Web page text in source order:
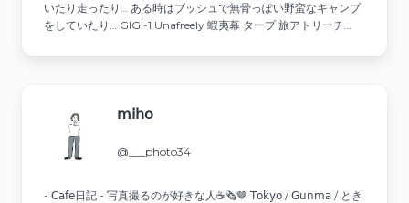
いたり走ったり… ある時はブッシュで無骨っぽい野蛮なキャンプ
をしていたり… GIGI-1 Unafreely 蝦夷幕 タープ 旅アトリーチ
𝗆𝗂𝗁𝗈
@___photo34
- 𝖢𝖺𝖿𝖾日記 - 写真撮るのが好きな人☕️🗞🤎 𝖳𝗈𝗄𝗒𝗈 / 𝖦𝗎𝗇𝗆𝖺 / とき